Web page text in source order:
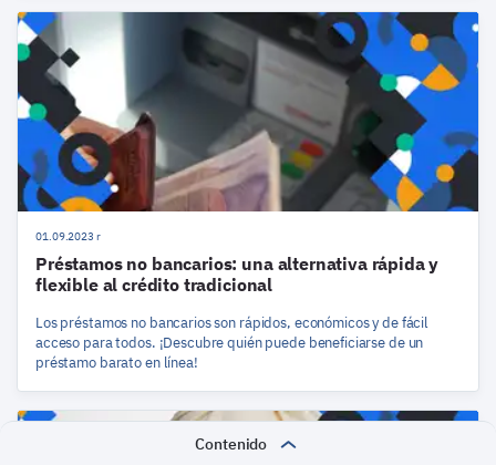
Contenido
01.09.2023 r
Préstamos no bancarios: una alternativa rápida y
flexible al crédito tradicional
Los préstamos no bancarios son rápidos, económicos y de fácil
acceso para todos. ¡Descubre quién puede beneficiarse de un
préstamo barato en línea!